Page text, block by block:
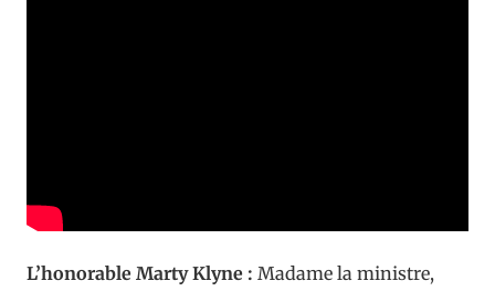
L’honorable Marty Klyne : Madame la ministre,